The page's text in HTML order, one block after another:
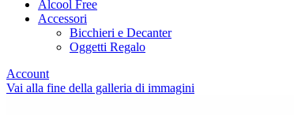
Alcool Free
Accessori
Bicchieri e Decanter
Oggetti Regalo
Account
Vai alla fine della galleria di immagini